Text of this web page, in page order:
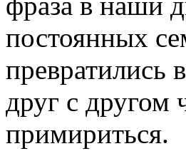
постоянных
превратились
друг с другом
примириться.